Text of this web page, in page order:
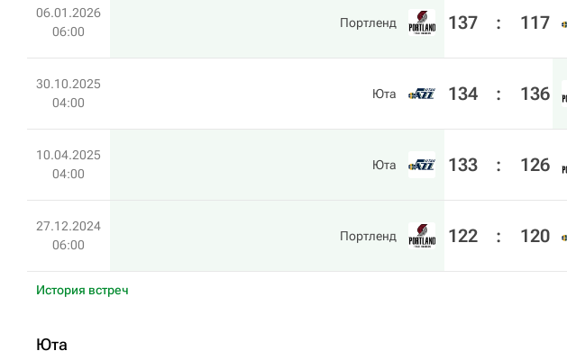
06.01.2026
06:00
Портленд 137 : 117
30.10.2025
04:00
Юта 134 : 136
10.04.2025
04:00
Юта 133 : 126
27.12.2024
06:00
Портленд 122 : 120
История встреч
Юта